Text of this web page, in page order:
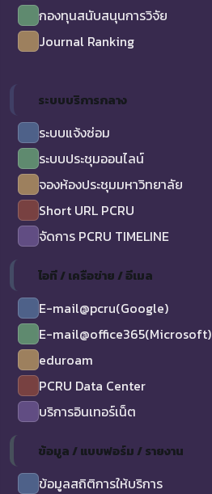
กองทุนสนับสนุนการวิจัย
Journal Ranking
ระบบบริการกลาง
ระบบแจ้งซ่อม
ระบบประชุมออนไลน์
จองห้องประชุมมหาวิทยาลัย
Short URL PCRU
จัดการ PCRU TIMELINE
ไอที / เครือข่าย / อีเมล
E-mail@pcru(Google)
E-mail@office365(Microsoft)
eduroam
PCRU Data Center
บริการอินเทอร์เน็ต
ข้อมูล / แบบฟอร์ม / รายงาน
ข้อมูลสถิติการให้บริการ